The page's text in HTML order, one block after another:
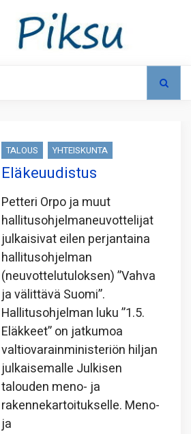
TALOUS YHTEISKUNTA
Eläkeuudistus
Petteri Orpo ja muut
hallitusohjelmaneuvottelijat
julkaisivat eilen perjantaina
hallitusohjelman
(neuvottelutuloksen) ”Vahva
ja välittävä Suomi”.
Hallitusohjelman luku ”1.5.
Eläkkeet” on jatkumoa
valtiovarainministeriön hiljan
julkaisemalle Julkisen
talouden meno- ja
rakennekartoitukselle. Meno-
ja